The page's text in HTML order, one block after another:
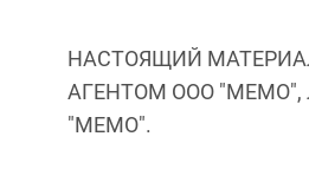
НАСТОЯЩИЙ
АГЕНТОМ ООО "МЕМО",
"МЕМО".